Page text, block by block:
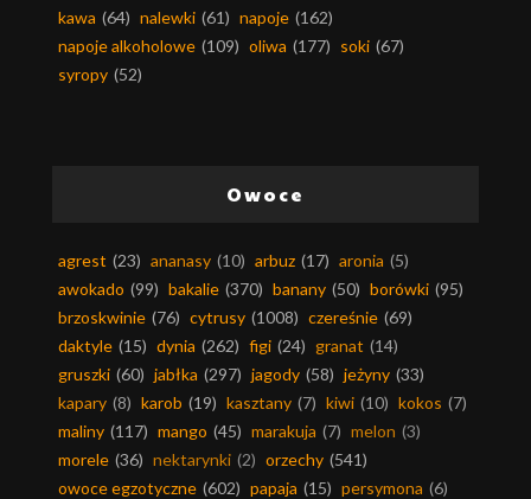
kawa (64) nalewki (61) napoje (162)
napoje alkoholowe (109) oliwa (177) soki (67)
syropy (52)
Owoce
agrest (23) ananasy (10) arbuz (17) aronia (5)
awokado (99) bakalie (370) banany (50) borówki (95)
brzoskwinie (76) cytrusy (1008) czereśnie (69)
daktyle (15) dynia (262) figi (24) granat (14)
gruszki (60) jabłka (297) jagody (58) jeżyny (33)
kapary (8) karob (19) kasztany (7) kiwi (10) kokos (7)
maliny (117) mango (45) marakuja (7) melon (3)
morele (36) nektarynki (2) orzechy (541)
owoce egzotyczne (602) papaja (15) persymona (6)